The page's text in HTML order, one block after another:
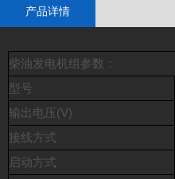
产品详情
柴油发电机组参数：
型号
输出电压(V)
接线方式
启动方式